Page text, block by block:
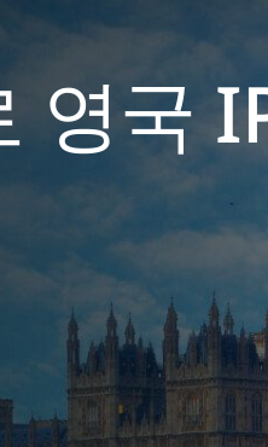
노로그 정책
안전하게 이용하는 온라인 서비스
모든 기능 살펴보기
하나의
세요.
모든 제
안전한 서버를
의 초고속 VPN
니다.
보호하는 비공개 이메
다.
ExpressAI
중심 인공 지
최초의 소비자
용 AI입니다.
Defender
강력한 ID 보
호, 모니터링,
영국